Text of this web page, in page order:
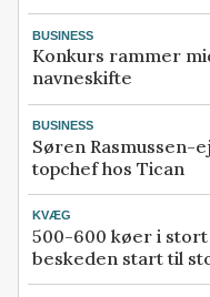
BUSINESS
Konkurs rammer
navneskifte
BUSINESS
Søren Rasmussen-
topchef hos Tican
KVÆG
500-600 køer i
beskeden start til